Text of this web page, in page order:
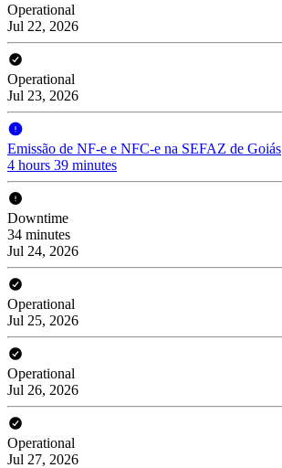
Operational
Jul 22, 2026
Operational
Jul 23, 2026
Emissão de NF-e e NFC-e na SEFAZ de Goiás
4 hours 39 minutes
Downtime
34 minutes
Jul 24, 2026
Operational
Jul 25, 2026
Operational
Jul 26, 2026
Operational
Jul 27, 2026